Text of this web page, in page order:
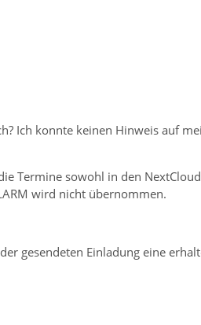
Ich konnte keinen Hinweis auf
Termine sowohl in den
wird nicht übernommen.
gesendeten Einladung eine